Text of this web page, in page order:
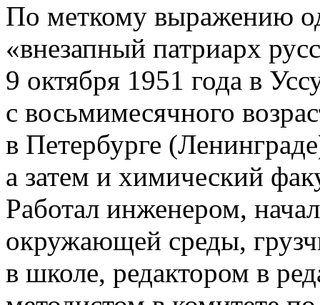
По меткому выражению
«внезапный патриарх
9 октября 1951 года в
с восьмимесячного
в Петербурге
а затем и химический
Работал инженером,
окружающей среды,
в школе, редактором в